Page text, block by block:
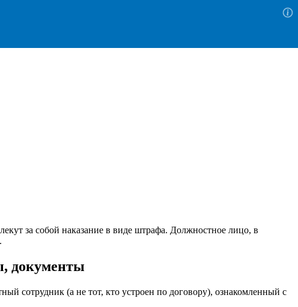
за собой наказание в виде штрафа. Должностное лицо, в
документы
сотрудник (а не тот, кто устроен по договору), ознакомленный с